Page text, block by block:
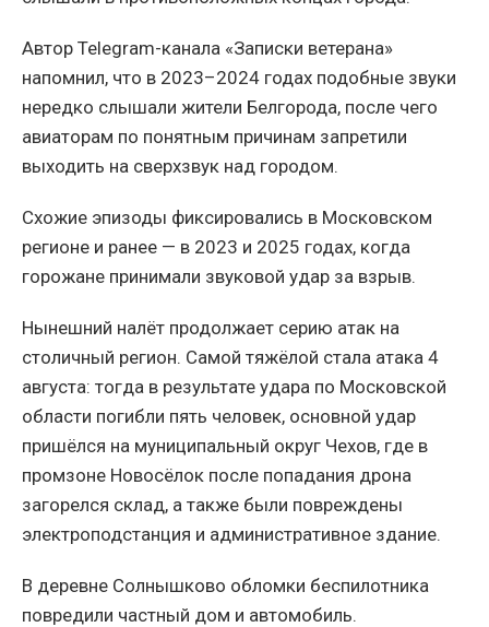
Автор Telegram-канала «Записки ветерана»
напомнил, что в 2023–2024 годах подобные звуки
нередко слышали жители Белгорода, после чего
авиаторам по понятным причинам запретили
выходить на сверхзвук над городом.
Схожие эпизоды фиксировались в Московском
регионе и ранее — в 2023 и 2025 годах, когда
горожане принимали звуковой удар за взрыв.
Нынешний налёт продолжает серию атак на
столичный регион. Самой тяжёлой стала атака 4
августа: тогда в результате удара по Московской
области погибли пять человек, основной удар
пришёлся на муниципальный округ Чехов, где в
промзоне Новосёлок после попадания дрона
загорелся склад, а также были повреждены
электроподстанция и административное здание.
В деревне Солнышково обломки беспилотника
повредили частный дом и автомобиль.